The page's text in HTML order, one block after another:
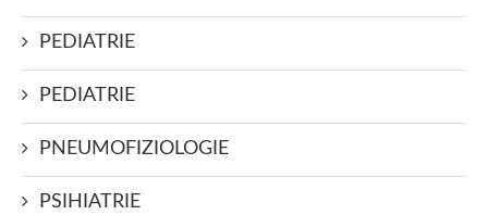
PEDIATRIE
PEDIATRIE
PNEUMOFIZIOLOGIE
PSIHIATRIE